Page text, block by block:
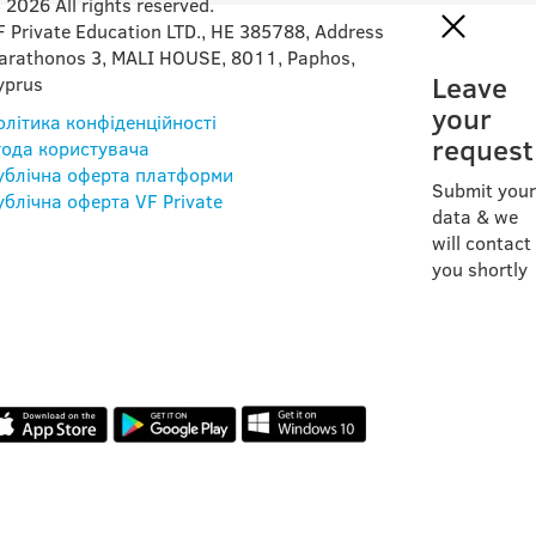
All rights reserved.
Private Education LTD., HE 385788, Address
3, MALI HOUSE, 8011, Paphos,
конфіденційності
користувача
оферта платформи
оферта VF Private
Leave
your
request
Submit your
data & we
will contact
you shortly